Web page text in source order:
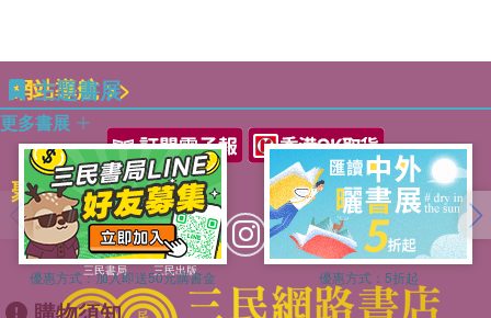
主題書展
更多書展
優惠方式：加入即送50元購書金 優惠方式： 5折起
網站導航 >>
聚焦三民 >>
三民書局 三民出版